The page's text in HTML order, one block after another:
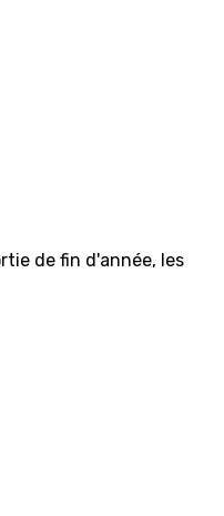
de fin d'année, les